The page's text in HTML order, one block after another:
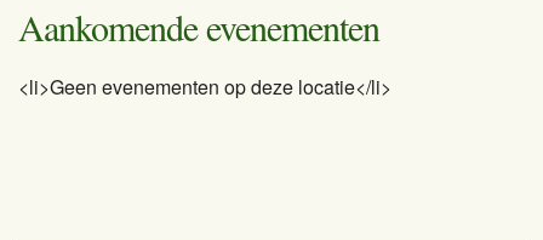
Aankomende evenementen
<li>Geen evenementen op deze locatie</li>